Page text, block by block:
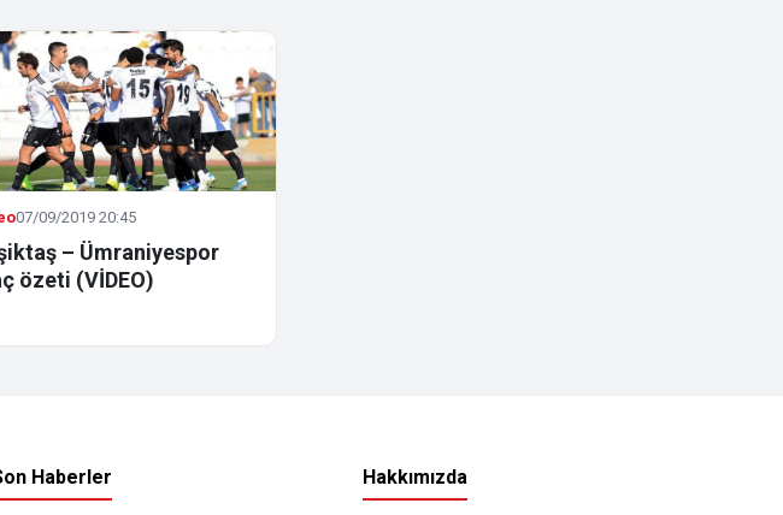
07/09/2019 20:45
– Ümraniyespor
özeti (VİDEO)
Haberler Hakkımızda